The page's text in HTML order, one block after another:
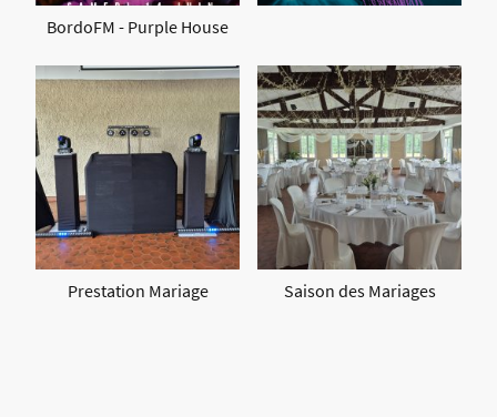
BordoFM - Purple House
Prestation Mariage Saison des Mariages